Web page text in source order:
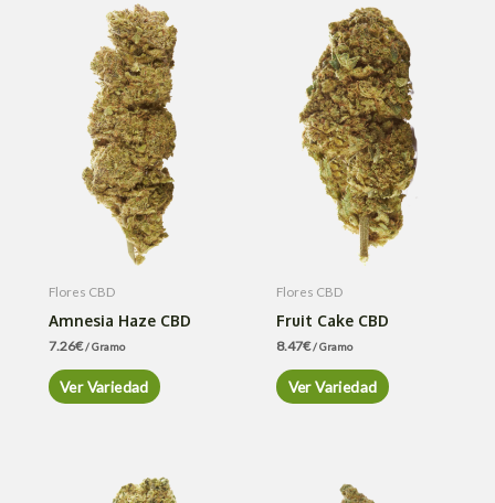
Flores CBD
Amnesia Haze CBD
7.26€/ Gramo
Ver Variedad
Flores CBD
Fruit Cake CBD
8.47€/ Gramo
Ver Variedad